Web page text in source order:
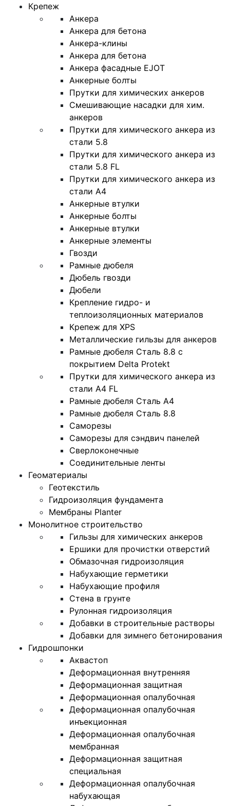
Крепеж
Анкера
Анкера для бетона
Анкера-клины
Анкера для бетона
Анкера фасадные EJOT
Анкерные болты
Прутки для химических анкеров
Смешивающие насадки для хим.
анкеров
Прутки для химического анкера из
стали 5.8
Прутки для химического анкера из
стали 5.8 FL
Прутки для химического анкера из
стали А4
Анкерные втулки
Анкерные болты
Анкерные втулки
Анкерные элементы
Гвозди
Рамные дюбеля
Дюбель гвозди
Дюбели
Крепление гидро- и
теплоизоляционных материалов
Крепеж для XPS
Металлические гильзы для анкеров
Рамные дюбеля Сталь 8.8 с
покрытием Delta Protekt
Прутки для химического анкера из
стали А4 FL
Рамные дюбеля Сталь A4
Рамные дюбеля Сталь 8.8
Саморезы
Саморезы для сэндвич панелей
Сверлоконечные
Соединительные ленты
Геоматериалы
Геотекстиль
Гидроизоляция фундамента
Мембраны Planter
Монолитное строительство
Гильзы для химических анкеров
Ершики для прочистки отверстий
Обмазочная гидроизоляция
Набухающие герметики
Набухающие профиля
Стена в грунте
Рулонная гидроизоляция
Добавки в строительные растворы
Добавки для зимнего бетонирования
Гидрошпонки
Аквастоп
Деформационная внутренняя
Деформационная защитная
Деформационная опалубочная
Деформационная опалубочная
инъекционная
Деформационная опалубочная
мембранная
Деформационная защитная
специальная
Деформационная опалубочная
набухающая